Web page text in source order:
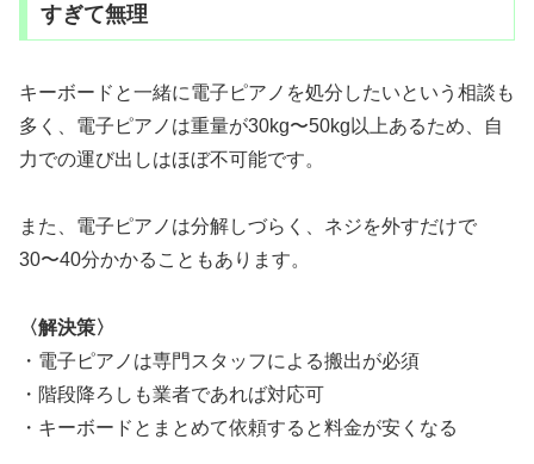
すぎて無理
キーボードと一緒に電子ピアノを処分したいという相談も
多く、電子ピアノは重量が30kg〜50kg以上あるため、自
力での運び出しはほぼ不可能です。
また、電子ピアノは分解しづらく、ネジを外すだけで
30〜40分かかることもあります。
〈解決策〉
・電子ピアノは専門スタッフによる搬出が必須
・階段降ろしも業者であれば対応可
・キーボードとまとめて依頼すると料金が安くなる